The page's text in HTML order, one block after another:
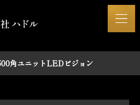
角ユニットLEDビジョン